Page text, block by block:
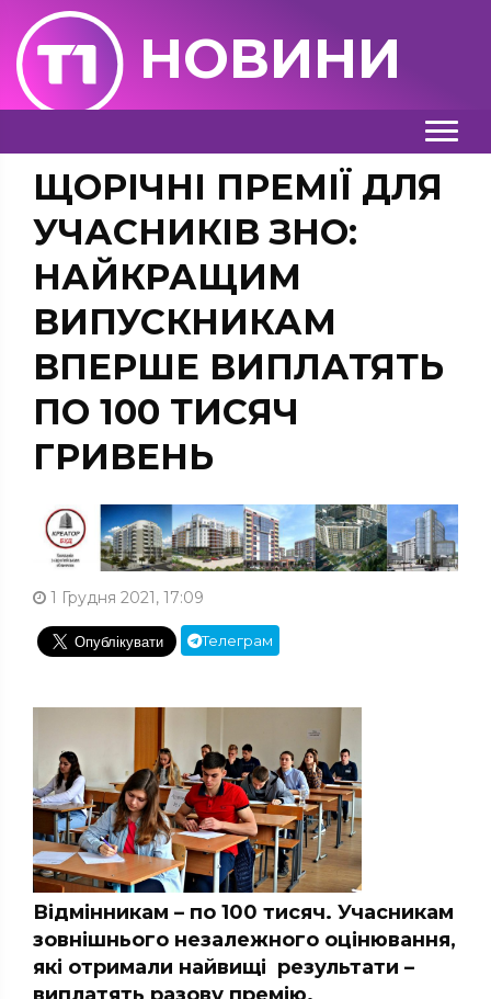
НОВИНИ
ЩОРІЧНІ ПРЕМІЇ ДЛЯ
УЧАСНИКІВ ЗНО:
НАЙКРАЩИМ
ВИПУСКНИКАМ
ВПЕРШЕ ВИПЛАТЯТЬ
ПО 100 ТИСЯЧ
ГРИВЕНЬ
1 Грудня 2021, 17:09
Телеграм
Відмінникам – по 100 тисяч. Учасникам
зовнішнього незалежного оцінювання,
які отримали найвищі результати –
виплатять разову премію.